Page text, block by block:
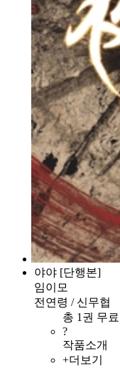
야야 [단행본]
임이모
전연령 / 신무협
총 1권 무료
?
작품소개
+더보기